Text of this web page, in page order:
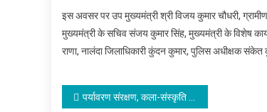
इस अवसर पर उप मुख्यमंत्री श्री विजय कुमार चौधरी,
मुख्यमंत्री के सचिव संजय कुमार सिंह, मुख्यमंत्री के विशेष
राणा, नालंदा जिलाधिकारी कुंदन कुमार, पुलिस अधीक्षक
Post
पर्यावरण संरक्षण, कला-संस्कृति और सामाजिक जागरूकता के क्षेत्र में नई पहचान बना सुनहरा भारत फाउंडेशन